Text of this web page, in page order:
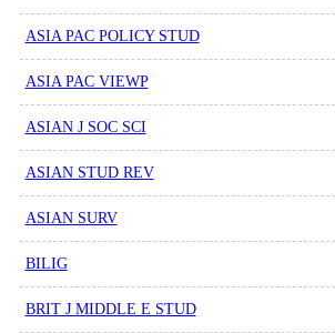
ASIA PAC POLICY STUD
ASIA PAC VIEWP
ASIAN J SOC SCI
ASIAN STUD REV
ASIAN SURV
BILIG
BRIT J MIDDLE E STUD